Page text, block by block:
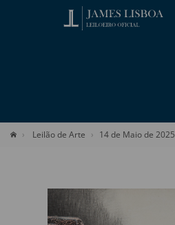
Leilão de Arte 14 de Maio de 2025